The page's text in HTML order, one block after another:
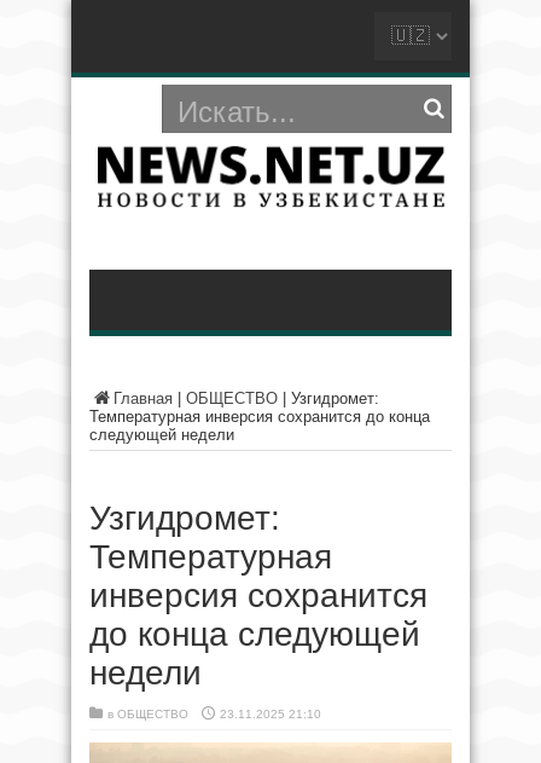
Главная ОБЩЕСТВО
Узгидромет:
Температурная инверсия сохранится до конца
следующей недели
Узгидромет:
Температурная
инверсия сохранится
до конца следующей
недели
в ОБЩЕСТВО 23.11.2025 21:10